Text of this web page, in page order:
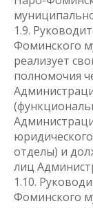
1.9.
Фоминского
реализует
полномочия
отделы) и
лиц
1.10.
Фоминского